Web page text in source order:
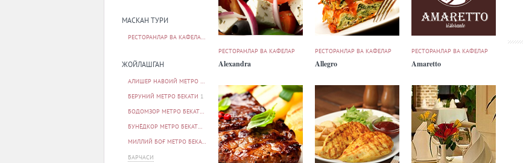
МАСКАН ТУРИ
РЕСТОРАНЛАР ВА КАФЕЛАР
ЖОЙЛАШГАН
АЛИШЕР НАВОИЙ МЕТРО БЕКАТИ
БЕРУНИЙ МЕТРО БЕКАТИ 1
БОДОМЗОР МЕТРО БЕКАТИ
БУНЁДКОР МЕТРО БЕКАТИ
МИЛЛИЙ БОҒ МЕТРО БЕКАТИ
БАРЧАСИ
РЕСТОРАНЛАР ВА КАФЕЛАР
Alexandra
РЕСТОРАНЛАР ВА КАФЕЛАР
Allegro
РЕСТОРАНЛАР ВА КАФЕЛАР
Amaretto